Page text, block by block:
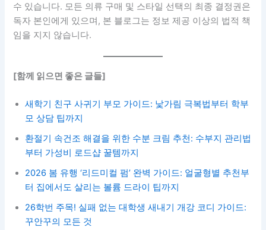
수 있습니다. 모든 의류 구매 및 스타일 선택의 최종 결정권은
독자 본인에게 있으며, 본 블로그는 정보 제공 이상의 법적 책
임을 지지 않습니다.
[함께 읽으면 좋은 글들]
새학기 친구 사귀기 부모 가이드: 낯가림 극복법부터 학부
모 상담 팁까지
환절기 속건조 해결을 위한 수분 크림 추천: 수부지 관리법
부터 가성비 로드샵 꿀템까지
2026 봄 유행 ‘리드미컬 펌’ 완벽 가이드: 얼굴형별 추천부
터 집에서도 살리는 볼륨 드라이 팁까지
26학번 주목! 실패 없는 대학생 새내기 개강 코디 가이드:
꾸안꾸의 모든 것